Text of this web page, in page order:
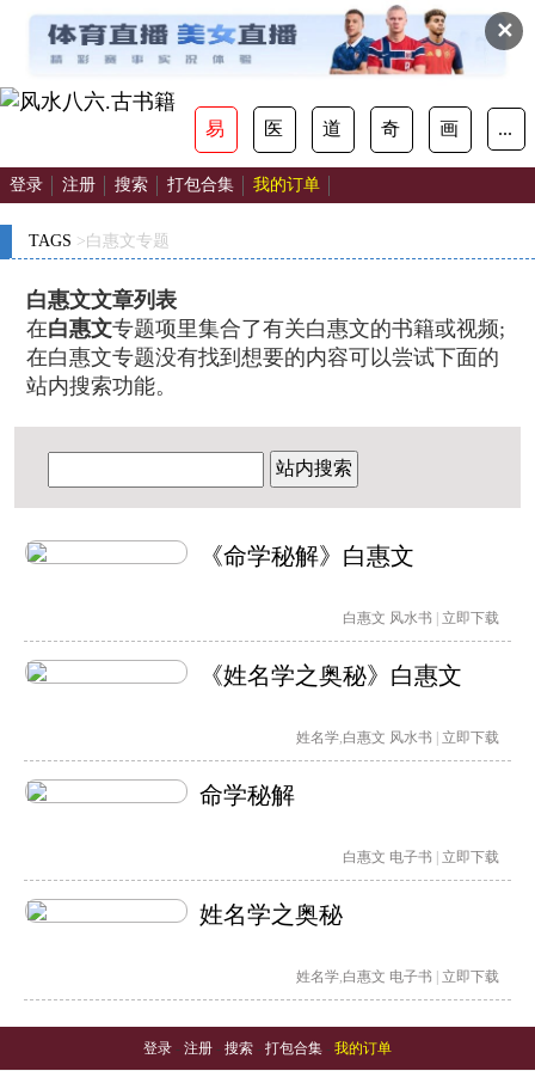
✕
易 医 道 奇 画 ...
登录 注册 搜索 打包合集 我的订单
TAGS >白惠文专题
白惠文文章列表
在白惠文专题项里集合了有关白惠文的书籍或视频;
在白惠文专题没有找到想要的内容可以尝试下面的
站内搜索功能。
站内搜索
《命学秘解》白惠文
白惠文 风水书 立即下载
《姓名学之奥秘》白惠文
姓名学,白惠文 风水书 立即下载
命学秘解
白惠文 电子书 立即下载
姓名学之奥秘
姓名学,白惠文 电子书 立即下载
登录 - 注册 - 搜索 - 打包合集 - 我的订单